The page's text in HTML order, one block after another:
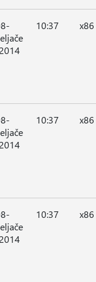
10:37 x86
10:37 x86
10:37 x86